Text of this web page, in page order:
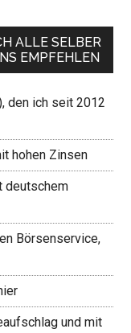
ALLE SELBER
EMPFEHLEN
den ich seit 2012
hohen Zinsen
deutschem
Börsenservice,
und mit